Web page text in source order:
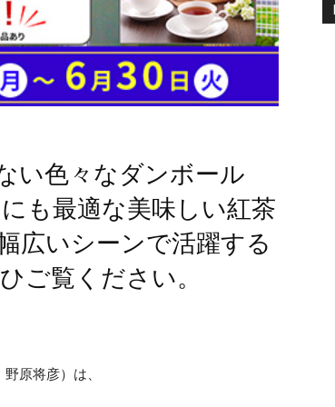
い色々なダンボール
も最適な美味しい紅茶
広いシーンで活躍する
ご覧ください。
原将彦）は、